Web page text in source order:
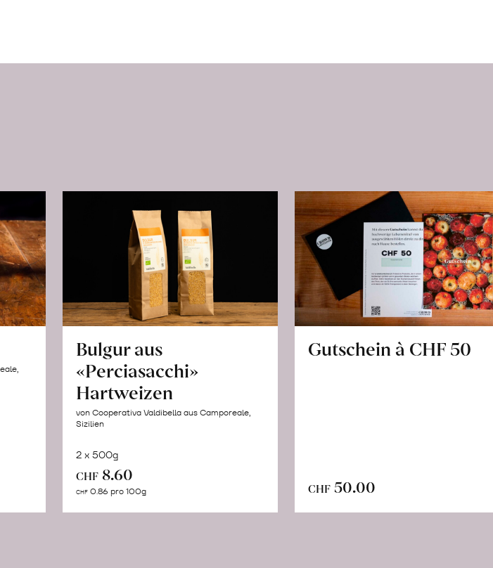
Bulgur aus
«Perciasacchi»
Hartweizen
von Cooperativa Valdibella aus Camporeale,
Sizilien
2 x 500g
CHF 8.60
CHF 0.86 pro 100g
Gutschein à CHF 50
CHF 50.00
Warenkorb